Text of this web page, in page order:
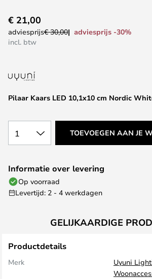
naar
het
de
gallerij
Pilaar Kaars LED 10,1x10 cm Nordic
€ 21,00
adviesprijs€ 30,00
adviesprijs -30%
incl. btw
1 TOEVOEGEN AAN JE
Informatie over levering
Op voorraad
Levertijd: 2 - 4 werkdagen
GELIJKAARDIGE
Productdetails
Merk
Uyuni